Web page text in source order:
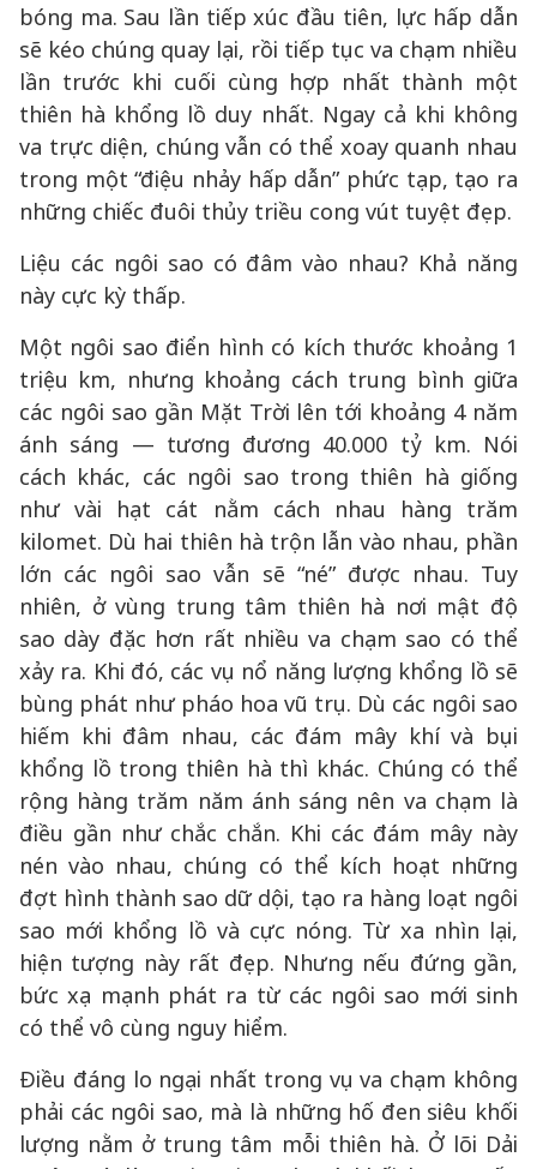
bóng ma. Sau lần tiếp xúc đầu tiên, lực hấp dẫn
sẽ kéo chúng quay lại, rồi tiếp tục va chạm nhiều
lần trước khi cuối cùng hợp nhất thành một
thiên hà khổng lồ duy nhất. Ngay cả khi không
va trực diện, chúng vẫn có thể xoay quanh nhau
trong một “điệu nhảy hấp dẫn” phức tạp, tạo ra
những chiếc đuôi thủy triều cong vút tuyệt đẹp.
Liệu các ngôi sao có đâm vào nhau? Khả năng
này cực kỳ thấp.
Một ngôi sao điển hình có kích thước khoảng 1
triệu km, nhưng khoảng cách trung bình giữa
các ngôi sao gần Mặt Trời lên tới khoảng 4 năm
ánh sáng — tương đương 40.000 tỷ km. Nói
cách khác, các ngôi sao trong thiên hà giống
như vài hạt cát nằm cách nhau hàng trăm
kilomet. Dù hai thiên hà trộn lẫn vào nhau, phần
lớn các ngôi sao vẫn sẽ “né” được nhau. Tuy
nhiên, ở vùng trung tâm thiên hà nơi mật độ
sao dày đặc hơn rất nhiều va chạm sao có thể
xảy ra. Khi đó, các vụ nổ năng lượng khổng lồ sẽ
bùng phát như pháo hoa vũ trụ. Dù các ngôi sao
hiếm khi đâm nhau, các đám mây khí và bụi
khổng lồ trong thiên hà thì khác. Chúng có thể
rộng hàng trăm năm ánh sáng nên va chạm là
điều gần như chắc chắn. Khi các đám mây này
nén vào nhau, chúng có thể kích hoạt những
đợt hình thành sao dữ dội, tạo ra hàng loạt ngôi
sao mới khổng lồ và cực nóng. Từ xa nhìn lại,
hiện tượng này rất đẹp. Nhưng nếu đứng gần,
bức xạ mạnh phát ra từ các ngôi sao mới sinh
có thể vô cùng nguy hiểm.
Điều đáng lo ngại nhất trong vụ va chạm không
phải các ngôi sao, mà là những hố đen siêu khối
lượng nằm ở trung tâm mỗi thiên hà. Ở lõi Dải